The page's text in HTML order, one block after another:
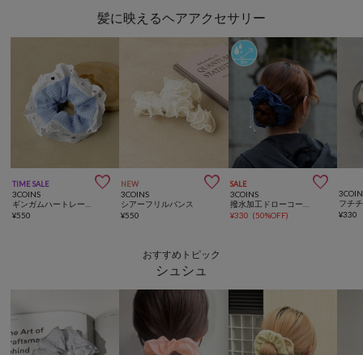
髪に映えるヘアアクセサリー
TIME SALE 
3COINS
¥550
NEW 
3COINS
シアーフリルバンス
¥550
SALE 
3COINS
¥330 (50%OFF)
フチ
¥330
おすすめトピック
シュシュ